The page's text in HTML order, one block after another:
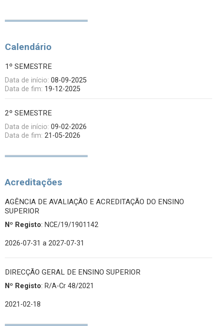
Calendário
1º SEMESTRE
Data de início: 08-09-2025
Data de fim: 19-12-2025
2º SEMESTRE
Data de início: 09-02-2026
Data de fim: 21-05-2026
Acreditações
AGÊNCIA DE AVALIAÇÃO E ACREDITAÇÃO DO ENSINO
SUPERIOR
Nº Registo: NCE/19/1901142
2026-07-31 a 2027-07-31
DIRECÇÃO GERAL DE ENSINO SUPERIOR
Nº Registo: R/A-Cr 48/2021
2021-02-18